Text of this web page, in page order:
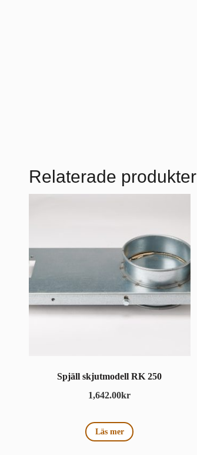
Relaterade produkter
Spjäll skjutmodell RK 250
1,642.00kr
Läs mer